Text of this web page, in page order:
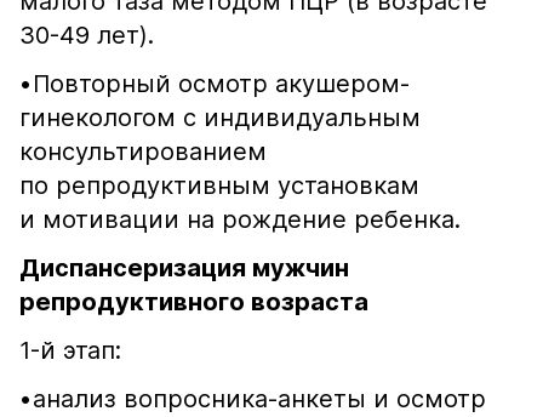
30-49 лет).
•​Повторный осмотр акушером-
гинекологом с индивидуальным
консультированием
по репродуктивным установкам
и мотивации на рождение ребенка.
Диспансеризация мужчин
репродуктивного возраста
1-й этап:
•​анализ вопросника-анкеты и осмотр